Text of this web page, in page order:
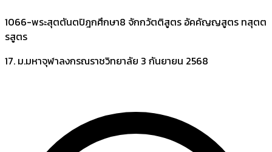
1066-พระสุตตันตปิฎกศึกษา8 จักกวัตติสูตร อัคคัญญสูตร ทสุตต
รสูตร
17. ม.มหาจุฬาลงกรณราชวิทยาลัย 3 กันยายน 2568